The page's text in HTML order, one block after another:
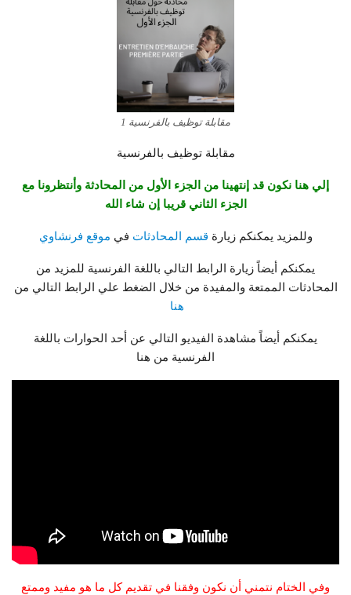
مقابلة توظيف بالفرنسية 1
مقابلة توظيف بالفرنسية
إلي هنا نكون قد إنتهينا من الجزء الأول من المحادثة وأنتظرونا مع
الجزء الثاني قريبا إن شاء الله
وللمزيد يمكنكم زيارة قسم المحادثات في موقع فرنشاوي
يمكنكم أيضاً زيارة الرابط التالي باللغة الفرنسية للمزيد من
المحادثات الممتعة والمفيدة من خلال الضغط علي الرابط التالي من
هنا
يمكنكم أيضاً مشاهدة الفيديو التالي عن أحد الحوارات باللغة
الفرنسية من هنا
وفي الختام نتمني أن نكون وفقنا في تقديم كل ما هو مفيد وممتع